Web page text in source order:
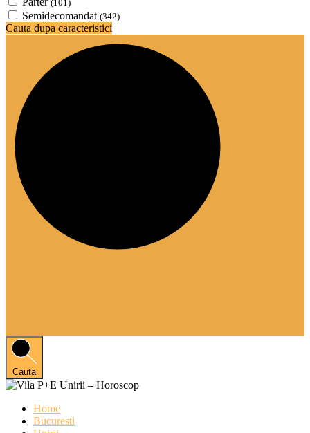
(101)
Semidecomandat (342)
Cauta dupa caracteristici
Cauta
Home
Bucuresti